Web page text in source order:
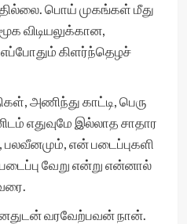
பொய் முகங்கள் மீது
விடியலுக்கான,
கிளர்ந்தெழச்
அணிந்து காட்டி, பெரு
எதுவுமே இல்லாத சாதார
என் படைப்புகளி
வேறு என்று என்னால்
வரவேற்பவன் நான்.